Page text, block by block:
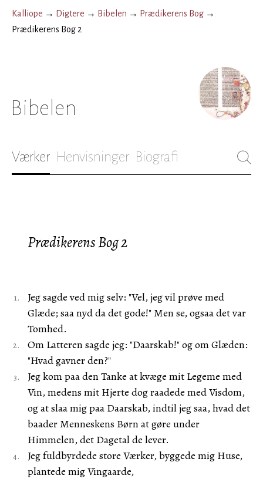
Kalliope → Digtere → Bibelen → Prædikerens Bog →
Prædikerens Bog 2
Bibelen
Værker Henvisninger Biografi
Prædikerens Bog 2
Jeg sagde ved mig selv: "Vel, jeg vil prøve med
Glæde; saa nyd da det gode!" Men se, ogsaa det var
Tomhed.
Om Latteren sagde jeg: "Daarskab!" og om Glæden:
"Hvad gavner den?"
Jeg kom paa den Tanke at kvæge mit Legeme med
Vin, medens mit Hjerte dog raadede med Visdom,
og at slaa mig paa Daarskab, indtil jeg saa, hvad det
baader Menneskens Børn at gøre under
Himmelen, det Dagetal de lever.
Jeg fuldbyrdede store Værker, byggede mig Huse,
plantede mig Vingaarde,